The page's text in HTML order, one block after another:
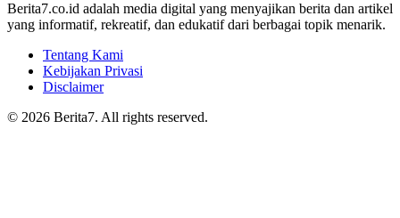
Berita7.co.id adalah media digital yang menyajikan berita dan artikel
yang informatif, rekreatif, dan edukatif dari berbagai topik menarik.
Tentang Kami
Kebijakan Privasi
Disclaimer
© 2026 Berita7. All rights reserved.